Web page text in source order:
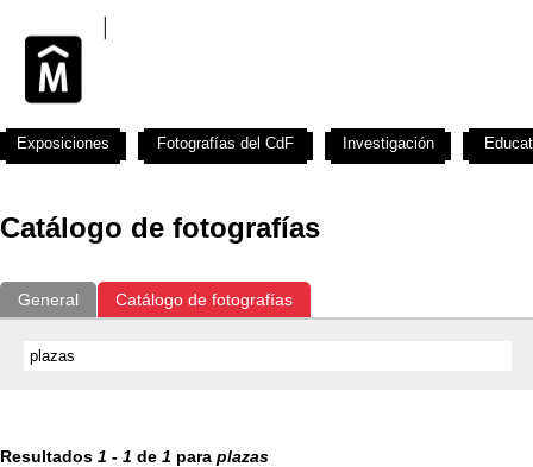
Catálogo de fotografías
General Catálogo de fotografías
Resultados 1 - 1 de 1 para plazas
Exposiciones Fotografías del CdF Investigación